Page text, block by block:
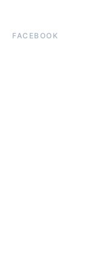
FACEBOOK